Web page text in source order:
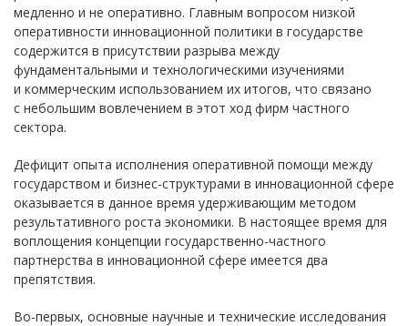
медленно и не оперативно. Главным вопросом низкой
оперативности инновационной политики в государстве
содержится в присутствии разрыва между
фундаментальными и технологическими изучениями
и коммерческим использованием их итогов, что связано
с небольшим вовлечением в этот ход фирм частного
сектора.
Дефицит опыта исполнения оперативной помощи между
государством и бизнес-структурами в инновационной сфере
оказывается в данное время удерживающим методом
результативного роста экономики. В настоящее время для
воплощения концепции государственно-частного
партнерства в инновационной сфере имеется два
препятствия.
Во-первых, основные научные и технические исследования